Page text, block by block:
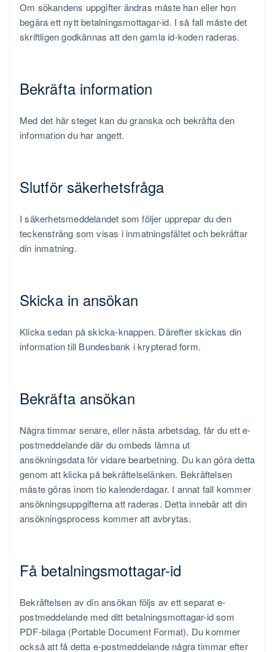
Om sökandens uppgifter ändras måste han eller hon
begära ett nytt betalningsmottagar-id. I så fall måste det
skriftligen godkännas att den gamla id-koden raderas.
Bekräfta information
Med det här steget kan du granska och bekräfta den
information du har angett.
Slutför säkerhetsfråga
I säkerhetsmeddelandet som följer upprepar du den
teckensträng som visas i inmatningsfältet och bekräftar
din inmatning.
Skicka in ansökan
Klicka sedan på skicka-knappen. Därefter skickas din
information till Bundesbank i krypterad form.
Bekräfta ansökan
Några timmar senare, eller nästa arbetsdag, får du ett e-
postmeddelande där du ombeds lämna ut
ansökningsdata för vidare bearbetning. Du kan göra detta
genom att klicka på bekräftelselänken. Bekräftelsen
måste göras inom tio kalenderdagar. I annat fall kommer
ansökningsuppgifterna att raderas. Detta innebär att din
ansökningsprocess kommer att avbrytas.
Få betalningsmottagar-id
Bekräftelsen av din ansökan följs av ett separat e-
postmeddelande med ditt betalningsmottagar-id som
PDF-bilaga (Portable Document Format). Du kommer
också att få detta e-postmeddelande några timmar efter